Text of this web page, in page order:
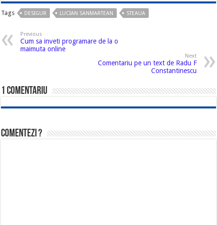
Tags DESIGUR LUCIAN SANMARTEAN STEAUA
Previous
Cum sa inveti programare de la o
maimuta online
Next
Comentariu pe un text de Radu F
Constantinescu
1 comentariu
Comentezi ?